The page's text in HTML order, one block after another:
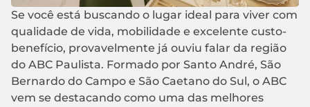
Se você está buscando o lugar ideal para viver com
qualidade de vida, mobilidade e excelente custo-
benefício, provavelmente já ouviu falar da região
do ABC Paulista. Formado por Santo André, São
Bernardo do Campo e São Caetano do Sul, o ABC
vem se destacando como uma das melhores